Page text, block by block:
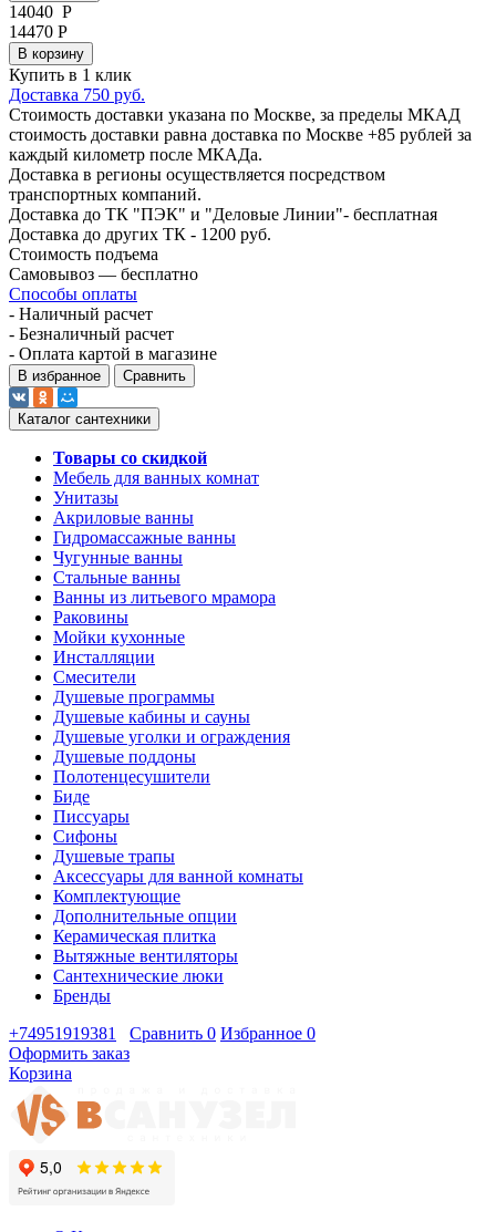
14040 Р
14470 Р
В корзину
Купить в 1 клик
Доставка 750 руб.
Стоимость доставки указана по Москве, за пределы МКАД
стоимость доставки равна доставка по Москве +85 рублей за
каждый километр после МКАДа.
Доставка в регионы осуществляется посредством
транспортных компаний.
Доставка до ТК "ПЭК" и "Деловые Линии"- бесплатная
Доставка до других ТК - 1200 руб.
Стоимость подъема
Самовывоз — бесплатно
Способы оплаты
- Наличный расчет
- Безналичный расчет
- Оплата картой в магазине
В избранное Сравнить
Каталог сантехники
Товары со скидкой
Мебель для ванных комнат
Унитазы
Акриловые ванны
Гидромассажные ванны
Чугунные ванны
Стальные ванны
Ванны из литьевого мрамора
Раковины
Мойки кухонные
Инсталляции
Смесители
Душевые программы
Душевые кабины и сауны
Душевые уголки и ограждения
Душевые поддоны
Полотенцесушители
Биде
Писсуары
Сифоны
Душевые трапы
Аксессуары для ванной комнаты
Комплектующие
Дополнительные опции
Керамическая плитка
Вытяжные вентиляторы
Сантехнические люки
Бренды
+74951919381
Сравнить 0 Избранное 0
Оформить заказ
Корзина